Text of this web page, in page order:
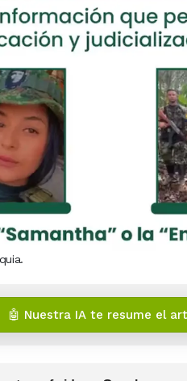
🤖 Nuestra IA te resume el